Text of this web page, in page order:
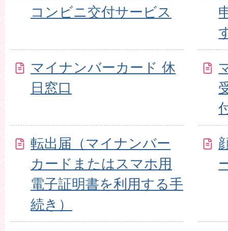
コンビニ交付サービス
マイナンバーカード 休
日窓口
転出届（マイナンバー
カードまたはスマホ用
電子証明書を利用する手
続き）